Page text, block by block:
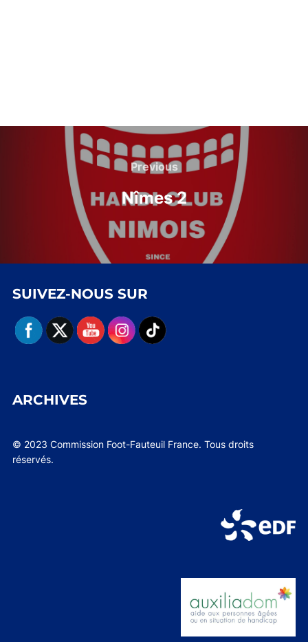
Navigation
l’article
Previous
Previous
Nîmes 2
SUIVEZ-NOUS SUR
ARCHIVES
© 2023 Commission Foot-Fauteuil France. Tous droits
réservés.